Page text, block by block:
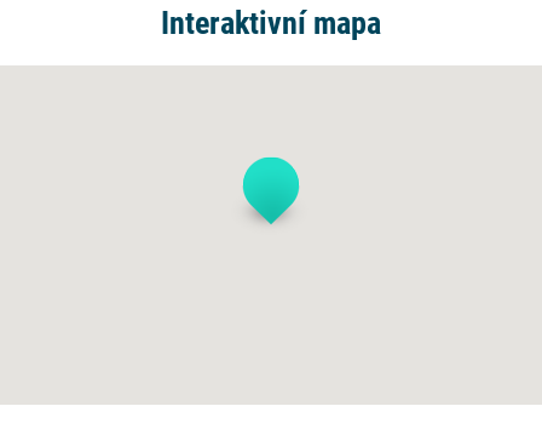
Interaktivní mapa